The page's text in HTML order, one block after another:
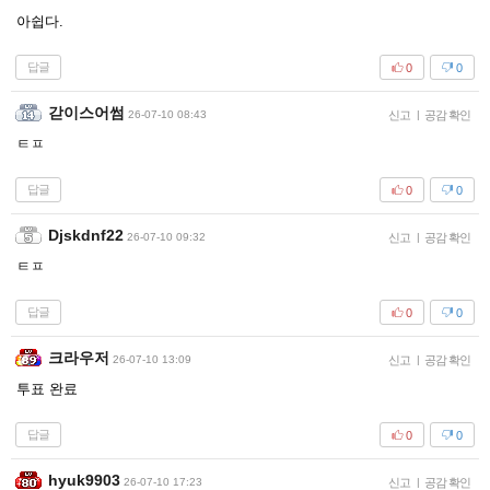
아쉽다.
답글 0
0
갇이스어썸 26-07-10 08:43 신고 | 공감 확인
ㅌㅍ
답글 0
0
Djskdnf22 26-07-10 09:32 신고 | 공감 확인
ㅌㅍ
답글 0
0
크라우저 26-07-10 13:09 신고 | 공감 확인
투표 완료
답글 0
0
hyuk9903 26-07-10 17:23 신고 | 공감 확인